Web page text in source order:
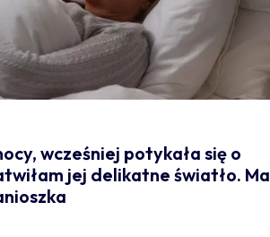
wcześniej potykała się o
jej delikatne światło. Ma